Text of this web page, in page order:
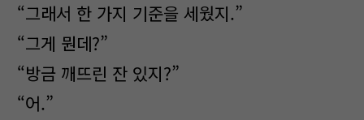
“그래서 한 가지 기준을 세웠지.”
“그게 뭔데?”
“방금 깨뜨린 잔 있지?”
“어.”